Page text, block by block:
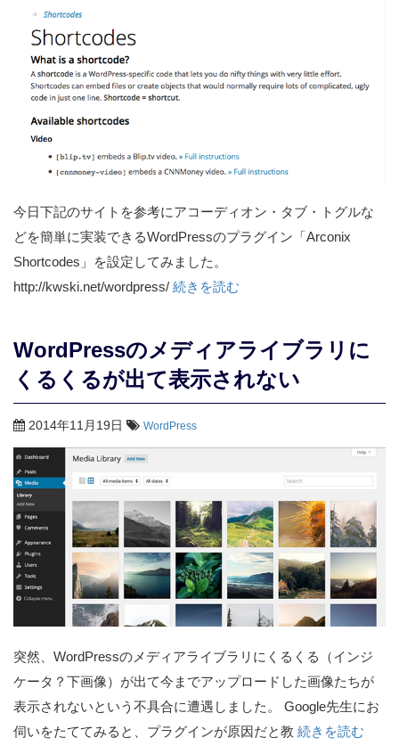
今日下記のサイトを参考にアコーディオン・タブ・トグルな
どを簡単に実装できるWordPressのプラグイン「Arconix
Shortcodes」を設定してみました。
http://kwski.net/wordpress/ 続きを読む
WordPressのメディアライブラリに
くるくるが出て表示されない
2014年11月19日 WordPress
突然、WordPressのメディアライブラリにくるくる（インジ
ケータ？下画像）が出て今までアップロードした画像たちが
表示されないという不具合に遭遇しました。 Google先生にお
伺いをたててみると、プラグインが原因だと教 続きを読む